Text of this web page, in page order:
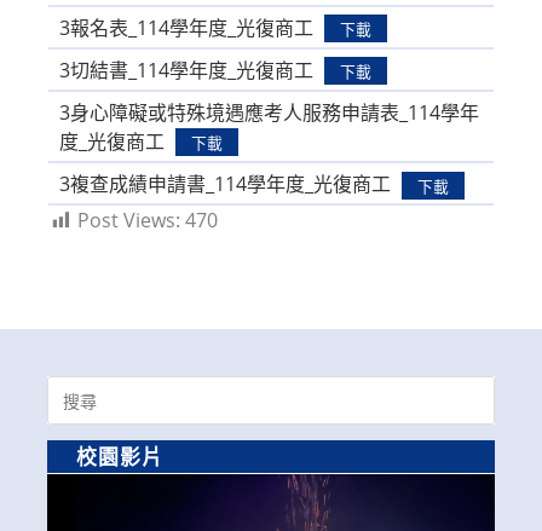
3報名表_114學年度_光復商工 下載
3切結書_114學年度_光復商工 下載
3身心障礙或特殊境遇應考人服務申請表_114學年
度_光復商工
下載
3複查成績申請書_114學年度_光復商工 下載
Post Views: 470
for:
校園影片